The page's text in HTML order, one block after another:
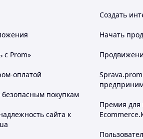
с Prom»
оплатой
покупкам
сайта к
Создать
Начать
Премия для